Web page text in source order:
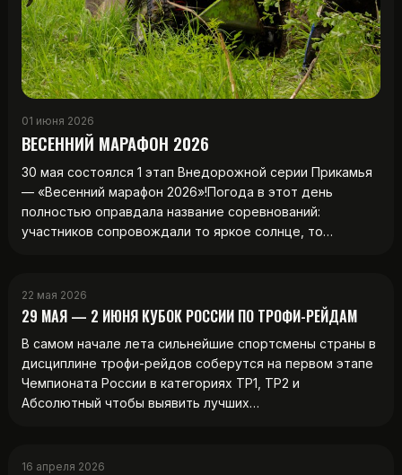
01 июня 2026
ВЕСЕННИЙ МАРАФОН 2026
30 мая состоялся 1 этап Внедорожной серии Прикамья
— «Весенний марафон 2026»!Погода в этот день
полностью оправдала название соревнований:
участников сопровождали то яркое солнце, то…
22 мая 2026
29 МАЯ — 2 ИЮНЯ КУБОК РОССИИ ПО ТРОФИ-РЕЙДАМ
В самом начале лета сильнейшие спортсмены страны в
дисциплине трофи-рейдов соберутся на первом этапе
Чемпионата России в категориях ТР1, ТР2 и
Абсолютный чтобы выявить лучших…
16 апреля 2026